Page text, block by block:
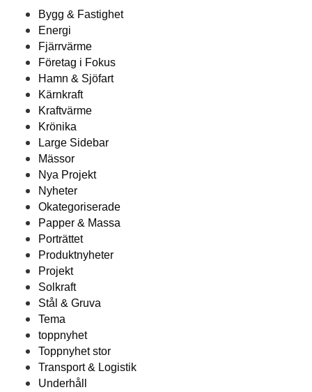
Bygg & Fastighet
Energi
Fjärrvärme
Företag i Fokus
Hamn & Sjöfart
Kärnkraft
Kraftvärme
Krönika
Large Sidebar
Mässor
Nya Projekt
Nyheter
Okategoriserade
Papper & Massa
Porträttet
Produktnyheter
Projekt
Solkraft
Stål & Gruva
Tema
toppnyhet
Toppnyhet stor
Transport & Logistik
Underhåll